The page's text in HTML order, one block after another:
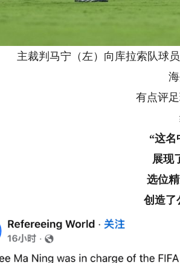
主裁判马宁（左）向库拉索队球员
海
有点评足
给
“这名
展现
选位
创造了